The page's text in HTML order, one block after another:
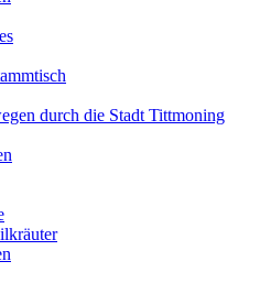
durch die Stadt Tittmoning